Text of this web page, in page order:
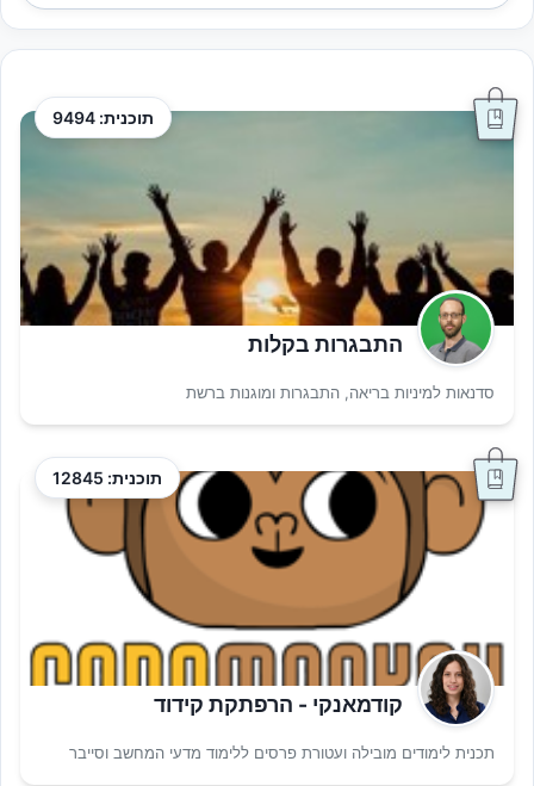
תוכנית: 9494
התבגרות בקלות
סדנאות למיניות בריאה, התבגרות ומוגנות ברשת
תוכנית: 12845
קודמאנקי - הרפתקת קידוד
תכנית לימודים מובילה ועטורת פרסים ללימוד מדעי המחשב וסייבר